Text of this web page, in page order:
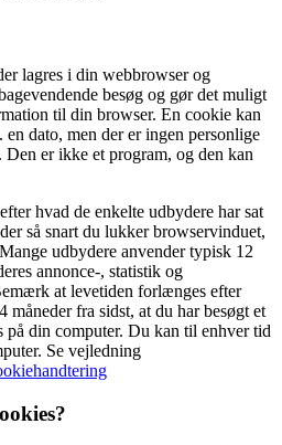
lagres i din webbrowser og
besøg og gør det muligt
til din browser. En cookie kan
dato, men der er ingen personlige
er ikke et program, og den kan
hvad de enkelte udbydere har sat
så snart du lukker browservinduet,
udbydere anvender typisk 12
annonce-, statistik og
at levetiden forlænges efter
måneder fra sidst, at du har besøgt et
på din computer. Du kan til enhver tid
Se vejledning